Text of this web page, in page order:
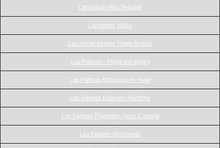
Lanzarote Villa Teguise
Lanzarote Yaiza
Lanzarote-Muelle Playa Blanca
Las Palmas - Playa del Ingles
Las Palmas Abholung im Hotel
Las Palmas Estacion Maritima
Las Palmas Flughafen Gran Canaria
Las Palmas Meloneras